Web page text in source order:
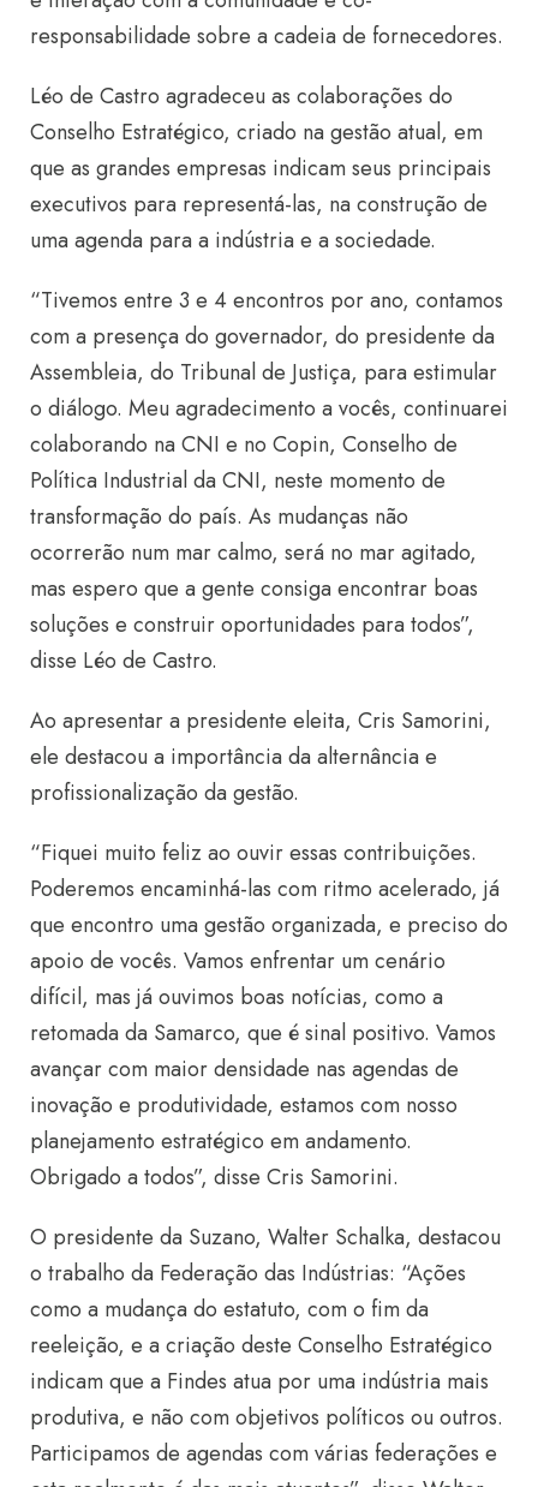
responsabilidade sobre a cadeia de fornecedores.
Léo de Castro agradeceu as colaborações do
Conselho Estratégico, criado na gestão atual, em
que as grandes empresas indicam seus principais
executivos para representá-las, na construção de
uma agenda para a indústria e a sociedade.
“Tivemos entre 3 e 4 encontros por ano, contamos
com a presença do governador, do presidente da
Assembleia, do Tribunal de Justiça, para estimular
o diálogo. Meu agradecimento a vocês, continuarei
colaborando na CNI e no Copin, Conselho de
Política Industrial da CNI, neste momento de
transformação do país. As mudanças não
ocorrerão num mar calmo, será no mar agitado,
mas espero que a gente consiga encontrar boas
soluções e construir oportunidades para todos”,
disse Léo de Castro.
Ao apresentar a presidente eleita, Cris Samorini,
ele destacou a importância da alternância e
profissionalização da gestão.
“Fiquei muito feliz ao ouvir essas contribuições.
Poderemos encaminhá-las com ritmo acelerado, já
que encontro uma gestão organizada, e preciso do
apoio de vocês. Vamos enfrentar um cenário
difícil, mas já ouvimos boas notícias, como a
retomada da Samarco, que é sinal positivo. Vamos
avançar com maior densidade nas agendas de
inovação e produtividade, estamos com nosso
planejamento estratégico em andamento.
Obrigado a todos”, disse Cris Samorini.
O presidente da Suzano, Walter Schalka, destacou
o trabalho da Federação das Indústrias: “Ações
como a mudança do estatuto, com o fim da
reeleição, e a criação deste Conselho Estratégico
indicam que a Findes atua por uma indústria mais
produtiva, e não com objetivos políticos ou outros.
Participamos de agendas com várias federações e